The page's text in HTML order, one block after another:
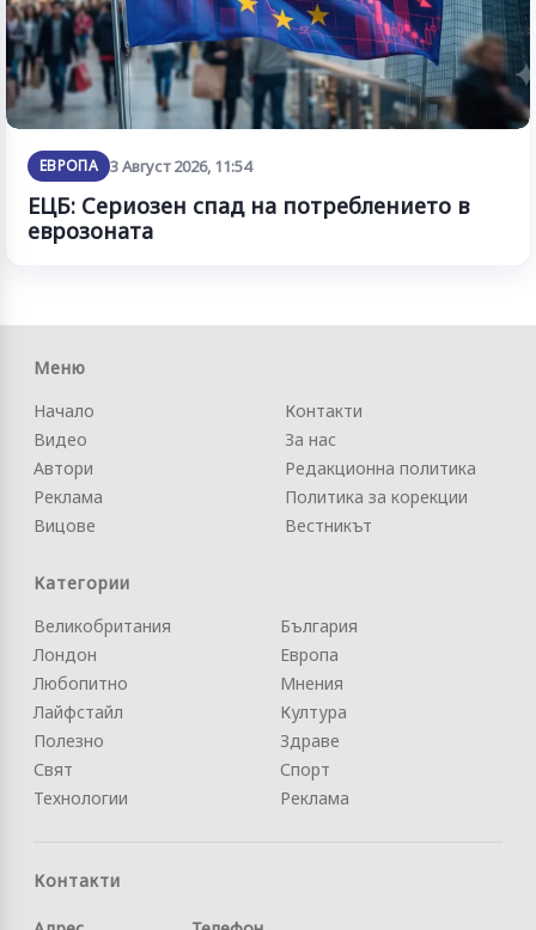
ЕВРОПА 3 Август 2026, 11:54
ЕЦБ: Сериозен спад на потреблението в
еврозоната
Меню
Начало
Видео
Автори
Реклама
Вицове
Контакти
За нас
Редакционна политика
Политика за корекции
Вестникът
Категории
Великобритания
Лондон
Любопитно
Лайфстайл
Полезно
Свят
Технологии
България
Европа
Мнения
Култура
Здраве
Спорт
Реклама
Контакти